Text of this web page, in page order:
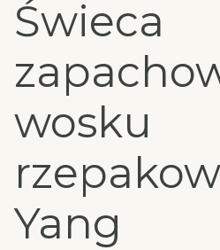
Świeca
wosku
Yang